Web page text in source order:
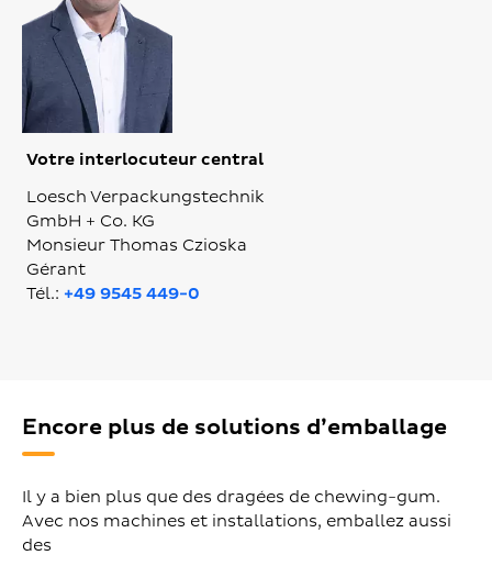
Votre interlocuteur central
Loesch Verpackungstechnik
GmbH + Co. KG
Monsieur Thomas Czioska
Gérant
Tél.: +49 9545 449-0
Encore plus de solutions d’emballage
Il y a bien plus que des dragées de chewing-gum.
Avec nos machines et installations, emballez aussi
des